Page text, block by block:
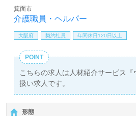
相談可能です。転職相談、求人紹介
料サービスをご利用いただけます。
せお待ちしております。
介護職員・ヘルパー
箕面市
大阪府 契約社員 年間休日120日以上
POINT
こちらの求人は人材紹介サービス
扱い求人です。
詳細に関してお気軽にご相談くださ
【無料】で皆さんの転職活動をサ
形態